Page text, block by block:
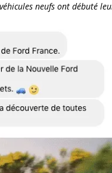
neufs ont débuté